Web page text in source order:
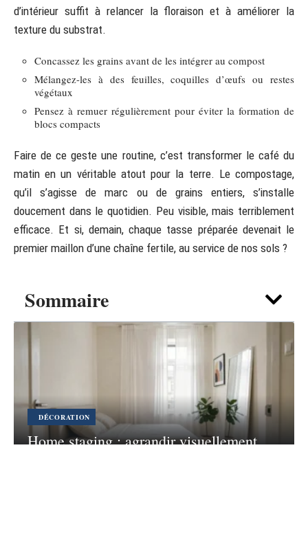
Sommaire
DÉCORATION
Home staging : agrandir visuellement
d’intérieur suffit à relancer la floraison et à améliorer la
texture du substrat.
Concassez les grains avant de les intégrer au compost
Mélangez-les à des feuilles, coquilles d’œufs ou restes
végétaux
Pensez à remuer régulièrement pour éviter la formation de
blocs compacts
Faire de ce geste une routine, c’est transformer le café du
matin en un véritable atout pour la terre. Le compostage,
qu’il s’agisse de marc ou de grains entiers, s’installe
doucement dans le quotidien. Peu visible, mais terriblement
efficace. Et si, demain, chaque tasse préparée devenait le
premier maillon d’une chaîne fertile, au service de nos sols ?